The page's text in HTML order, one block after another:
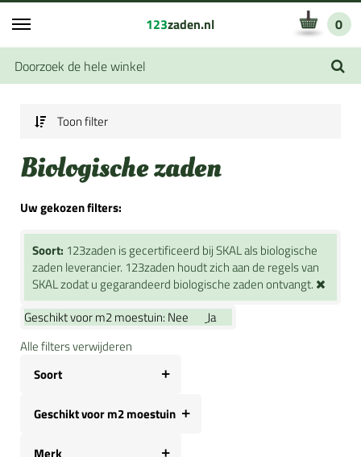
123zaden.nl 0
Toon filter
Biologische zaden
Uw gekozen filters:
Soort: 123zaden is gecertificeerd bij SKAL als biologische
zaden leverancier. 123zaden houdt zich aan de regels van
SKAL zodat u gegarandeerd biologische zaden ontvangt.
Geschikt voor m2 moestuin: Nee
Ja
Alle filters verwijderen
Soort
Geschikt voor m2 moestuin